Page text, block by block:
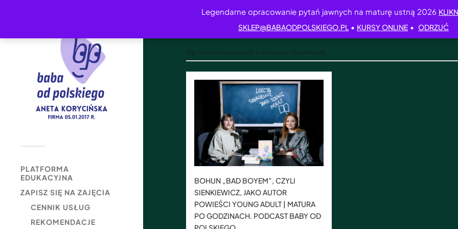
Legendarne opracowanie pytań jawnych na maturę ustną 2026
SKLEP@BABAODPOLSKIEGO.PL • KURSY ONLINE • ODRZUĆ
PLATFORMA
EDUKACYJNA
ZAPISZ SIĘ NA ZAJĘCIA
CENNIK USŁUG
REKOMENDACJE
BOHUN „BAD BOYEM”, CZYLI
SIENKIEWICZ, JAKO AUTOR
POWIEŚCI YOUNG ADULT | MATURA
PO GODZINACH. PODCAST BABY OD